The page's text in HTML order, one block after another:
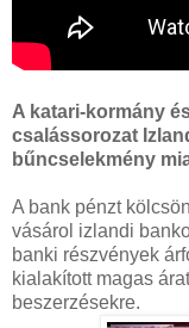
A katari-kormány
csalássorozat
bűncselekmény
A bank pénzt
vásárol izlandi
banki részvények
kialakított magas
beszerzésekre.